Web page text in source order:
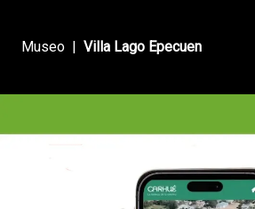
Museo | Villa Lago Epecuen